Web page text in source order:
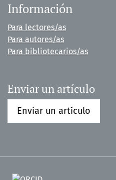
Información
Para lectores/as
Para autores/as
Para bibliotecarios/as
Enviar un artículo
Enviar un artículo